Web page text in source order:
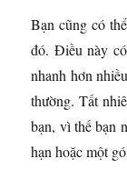
Bạn cũng có
đó. Điều này
nhanh hơn
thường. Tất
bạn, vì thế bạn
hạn hoặc một